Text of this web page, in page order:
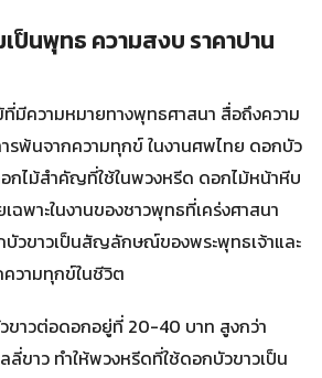
ป็นพุทธ ความสงบ ราคาปาน
มีความหมายทางพุทธศาสนา สื่อถึงความ
รพ้นจากความทุกข์ ในงานศพไทย ดอกบัว
กไม้สำคัญที่ใช้ในพวงหรีด ดอกไม้หน้าหีบ
ฉพาะในงานของชาวพุทธที่เคร่งศาสนา
บัวขาวเป็นสัญลักษณ์ของพระพุทธเจ้าและ
วามทุกข์ในชีวิต
ขาวต่อดอกอยู่ที่ 20-40 บาท สูงกว่า
ขาว ทำให้พวงหรีดที่ใช้ดอกบัวขาวเป็น